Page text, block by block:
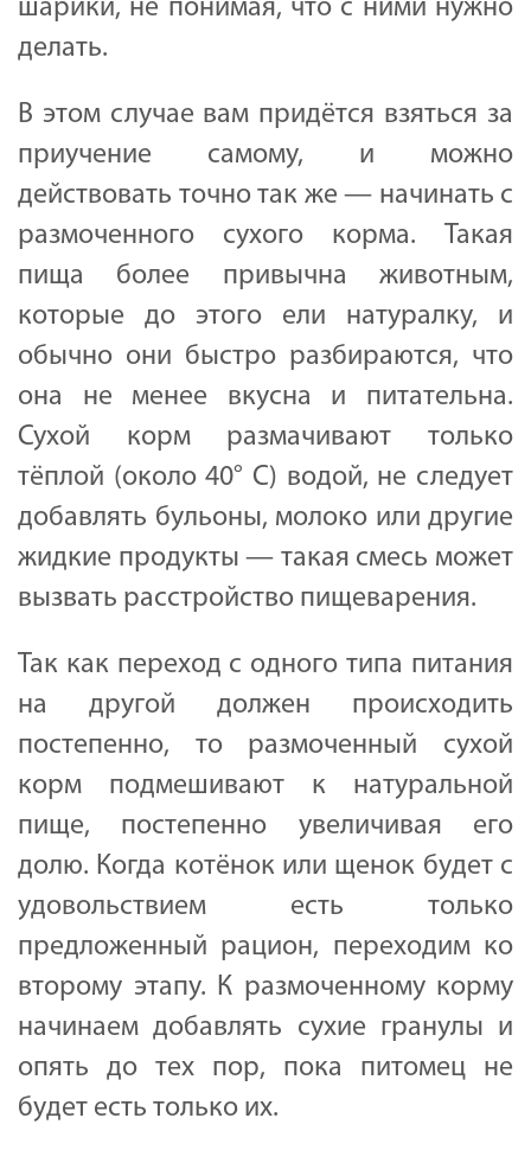
шарики, не понимая, что с ними нужно
делать.
В этом случае вам придётся взяться за
приучение самому, и можно
действовать точно так же — начинать с
размоченного сухого корма. Такая
пища более привычна животным,
которые до этого ели натуралку, и
обычно они быстро разбираются, что
она не менее вкусна и питательна.
Сухой корм размачивают только
тёплой (около 40° C) водой, не следует
добавлять бульоны, молоко или другие
жидкие продукты — такая смесь может
вызвать расстройство пищеварения.
Так как переход с одного типа питания
на другой должен происходить
постепенно, то размоченный сухой
корм подмешивают к натуральной
пище, постепенно увеличивая его
долю. Когда котёнок или щенок будет с
удовольствием есть только
предложенный рацион, переходим ко
второму этапу. К размоченному корму
начинаем добавлять сухие гранулы и
опять до тех пор, пока питомец не
будет есть только их.